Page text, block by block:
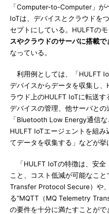
「Computer-to-Computer」が
IoTは、デバイスとクラウドを
セプトにしている。HULFTのモ
スやクラウドのサーバに搭載で
なっている。
利用例としては、「HULFT
デバイスからデータを収集し
ラウド上のHULFT IoTに転送
デバイスの管理、他サーバとの
「Bluetooth Low Energy通信
HULFT IoTエージェントを組
てデータを収集する」などが挙
「HULFT IoTの特徴は、安全
こと、コスト低減が可能なこ
Transfer Protocol Secure）や
る“MQTT（MQ Telemetry
の要件を十分に満たすことが